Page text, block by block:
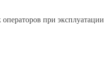
при эксплуатации